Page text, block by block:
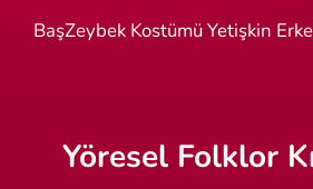
BaşZeybek Kostümü Yetişkin
Yöresel Folklor